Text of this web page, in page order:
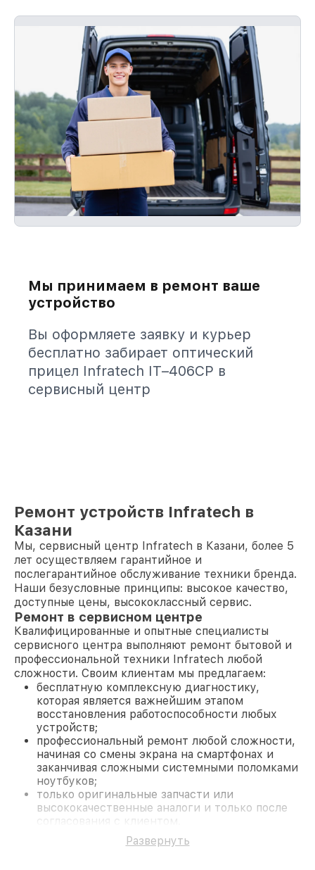
Мы принимаем в ремонт ваше
устройство
Вы оформляете заявку и курьер
бесплатно забирает оптический
прицел Infratech IT–406СP в
сервисный центр
Ремонт устройств Infratech в
Казани
Мы, сервисный центр Infratech в Казани, более 5
лет осуществляем гарантийное и
послегарантийное обслуживание техники бренда.
Наши безусловные принципы: высокое качество,
доступные цены, высококлассный сервис.
Ремонт в сервисном центре
Квалифицированные и опытные специалисты
сервисного центра выполняют ремонт бытовой и
профессиональной техники Infratech любой
сложности. Своим клиентам мы предлагаем:
бесплатную комплексную диагностику,
которая является важнейшим этапом
восстановления работоспособности любых
устройств;
профессиональный ремонт любой сложности,
начиная со смены экрана на смартфонах и
заканчивая сложными системными поломками
ноутбуков;
только оригинальные запчасти или
высококачественные аналоги и только после
согласования с клиентом.
На все работы и замененные комплектующие
предоставляется длительная гарантия. В случае
Развернуть